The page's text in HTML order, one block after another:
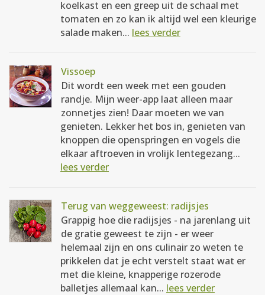
koelkast en een greep uit de schaal met
tomaten en zo kan ik altijd wel een kleurige
salade maken... lees verder
Vissoep
Dit wordt een week met een gouden
randje. Mijn weer-app laat alleen maar
zonnetjes zien! Daar moeten we van
genieten. Lekker het bos in, genieten van
knoppen die openspringen en vogels die
elkaar aftroeven in vrolijk lentegezang...
lees verder
Terug van weggeweest: radijsjes
Grappig hoe die radijsjes - na jarenlang uit
de gratie geweest te zijn - er weer
helemaal zijn en ons culinair zo weten te
prikkelen dat je echt verstelt staat wat er
met die kleine, knapperige rozerode
balletjes allemaal kan... lees verder